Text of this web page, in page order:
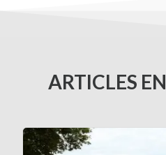
ARTICLES